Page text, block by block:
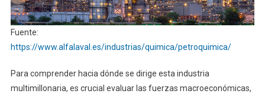
Fuente:
https://www.alfalaval.es/industrias/quimica/petroquimica/
Para comprender hacia dónde se dirige esta industria
multimillonaria, es crucial evaluar las fuerzas macroeconómicas,